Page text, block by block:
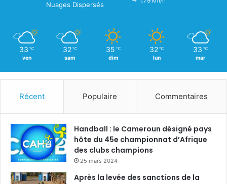
Nuages Dispersés
33 ℃
ven
32 ℃
sam
35 ℃
dim
32 ℃
lun
33 ℃
mar
Récent Populaire Commentaires
Handball : le Cameroun désigné pays
hôte du 45e championnat d’Afrique
des clubs champions
25 mars 2024
Après la levée des sanctions de la